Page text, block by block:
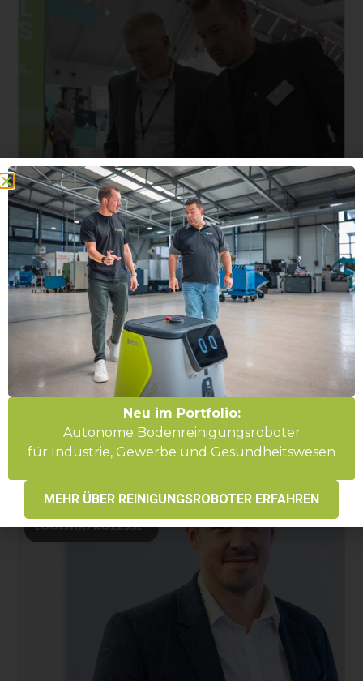
News
LogiMAT 2026 – Unser Rückblick!
27. März 2026
Gemeinsam mit unserem Mitaussteller Continua Systems
GmbH konnten wir zeigen, wie mobile Robotik die
Intralogistik...
Mehr erfahren
Neu im Portfolio:
Autonome Bodenreinigungsroboter
für Industrie, Gewerbe und Gesundheitswesen
MEHR ÜBER REINIGUNGSROBOTER ERFAHREN